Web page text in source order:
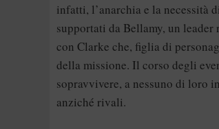
infatti, l’anarchia e la necessità
supportati da Bellamy, un
con Clarke che, figlia di
della missione. Il corso degli
sopravvivere, a nessuno di loro
anziché rivali.